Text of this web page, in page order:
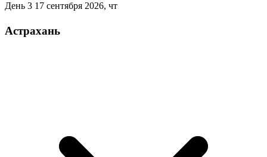
День 3 17 сентября 2026, чт
Астрахань